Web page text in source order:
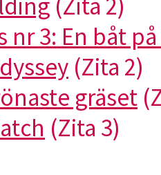
(Zita 2)
nr 3: En båt
(Zita 2)
gräset
(Zita 3)